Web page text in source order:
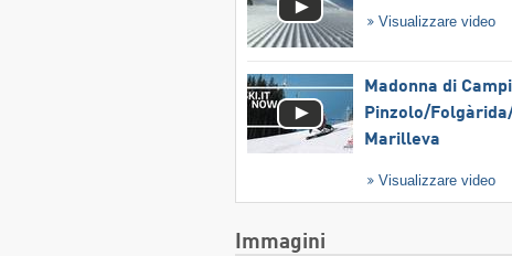
Visualizzare video
Madonna di
Pinzolo/​
Marilleva
Visualizzare video
Immagini